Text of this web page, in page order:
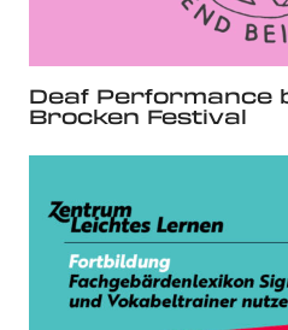
Deaf Performance
Brocken Festival